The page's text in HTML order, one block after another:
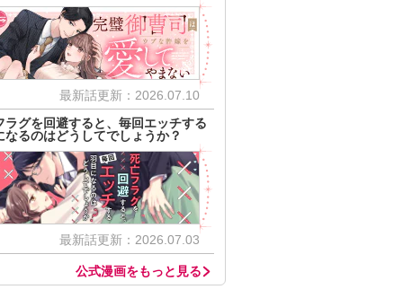
最新話更新：2026.07.10
ラグを回避すると、毎回エッチする
なるのはどうしてでしょうか？
最新話更新：2026.07.03
公式漫画をもっと見る